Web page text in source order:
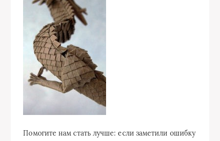
Помогите нам стать лучше: если заметили ошибку